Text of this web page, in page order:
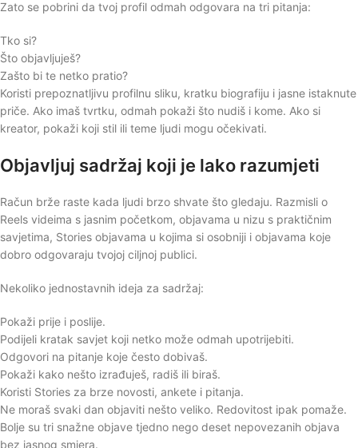
Zato se pobrini da tvoj profil odmah odgovara na tri pitanja:
Tko si?
Što objavljuješ?
Zašto bi te netko pratio?
Koristi prepoznatljivu profilnu sliku, kratku biografiju i jasne istaknute
priče. Ako imaš tvrtku, odmah pokaži što nudiš i kome. Ako si
kreator, pokaži koji stil ili teme ljudi mogu očekivati.
Objavljuj sadržaj koji je lako razumjeti
Račun brže raste kada ljudi brzo shvate što gledaju. Razmisli o
Reels videima s jasnim početkom, objavama u nizu s praktičnim
savjetima, Stories objavama u kojima si osobniji i objavama koje
dobro odgovaraju tvojoj ciljnoj publici.
Nekoliko jednostavnih ideja za sadržaj:
Pokaži prije i poslije.
Podijeli kratak savjet koji netko može odmah upotrijebiti.
Odgovori na pitanje koje često dobivaš.
Pokaži kako nešto izrađuješ, radiš ili biraš.
Koristi Stories za brze novosti, ankete i pitanja.
Ne moraš svaki dan objaviti nešto veliko. Redovitost ipak pomaže.
Bolje su tri snažne objave tjedno nego deset nepovezanih objava
bez jasnog smjera.